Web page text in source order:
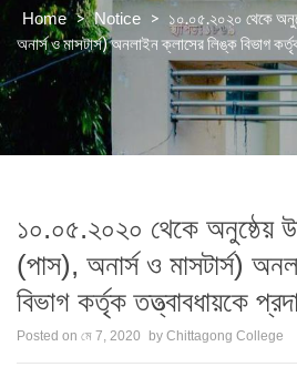
Home > Notice > ১০.০৫.২০২০ থেকে
অনার্স ও মাসটার্স) অনলাইন ক্লাসের লিঙ্ক বিভাগ
১০.০৫.২০২০ থেকে অনুষ্ঠেয়
(পাস), অনার্স ও মাসটার্স)
বিভাগ কর্তৃক তত্ত্বাবধায়কে
Posted on মে 7, 2020 by Chittagong College